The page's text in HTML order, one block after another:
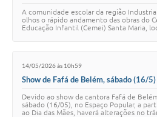
A comunidade escolar da região
olhos o rápido andamento das obras do
Educação Infantil (Cemei) Santa Maria,
14/05/2026 às 10h59
Show de Fafá de Belém, sábado (16/
Devido ao show da cantora Fafá de
sábado (16/05), no Espaço Popular, a
ao Dia das Mães, haverá alterações no